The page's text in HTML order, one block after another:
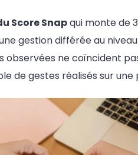
Score Snapqui monte de
gestion différée au
observées ne coïncident
de gestes réalisés sur